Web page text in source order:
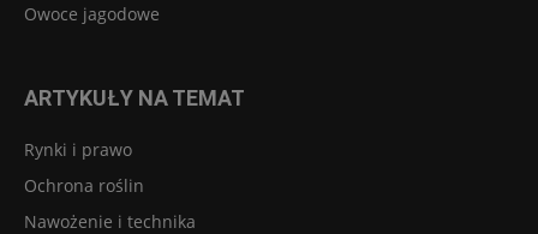
Owoce jagodowe
ARTYKUŁY NA TEMAT
Rynki i prawo
Ochrona roślin
Nawożenie i technika